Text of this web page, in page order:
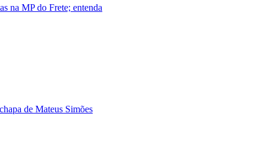
na MP do Frete; entenda
de Mateus Simões